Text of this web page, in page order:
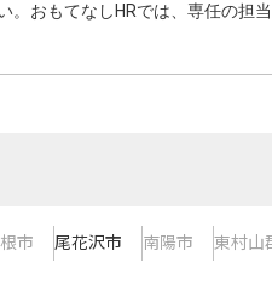
。おもてなしHRでは、専任の担
市 尾花沢市 南陽市 東村山